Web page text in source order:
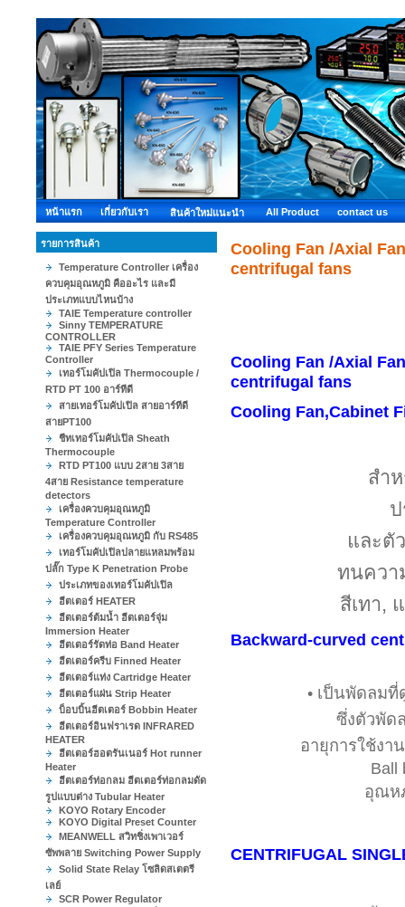
หน้าแรก เกี่ยวกับเรา สินค้าใหม่แนะนำ All Product contact us
รายการสินค้า
Temperature Controller เครื่อง
ควบคุมอุณหภูมิ คืออะไร และมี
ประเภทแบบไหนบ้าง
TAIE Temperature controller
Sinny TEMPERATURE
CONTROLLER
TAIE PFY Series Temperature
Controller
เทอร์โมคัปเปิล Thermocouple /
RTD PT 100 อาร์ทีดี
สายเทอร์โมคัปเปิล สายอาร์ทีดี
สายPT100
ชีทเทอร์โมคัปเปิล Sheath
Thermocouple
RTD PT100 แบบ 2สาย 3สาย
4สาย Resistance temperature
detectors
เครื่องควบคุมอุณหภูมิ
Temperature Controller
เครื่องควบคุมอุณหภูมิ กับ RS485
เทอร์โมคัปเปิลปลายแหลมพร้อม
ปลั๊ก Type K Penetration Probe
ประเภทของเทอร์โมคัปเปิล
ฮีตเตอร์ HEATER
ฮีตเตอร์ต้มน้ำ ฮีตเตอร์จุ่ม
Immersion Heater
ฮีตเตอร์รัดท่อ Band Heater
ฮีตเตอร์ครีบ Finned Heater
ฮีตเตอร์แท่ง Cartridge Heater
ฮีตเตอร์แผ่น Strip Heater
บ็อบบิ้นฮีตเตอร์ Bobbin Heater
ฮีตเตอร์อินฟราเรด INFRARED
HEATER
ฮีตเตอร์ฮอตรันเนอร์ Hot runner
Heater
ฮีตเตอร์ท่อกลม ฮีตเตอร์ท่อกลมดัด
รูปแบบต่าง Tubular Heater
KOYO Rotary Encoder
KOYO Digital Preset Counter
MEANWELL สวิทชิ่งเพาเวอร์
ซัพพลาย Switching Power Supply
Solid State Relay โซลิดสเตตรี
เลย์
SCR Power Regulator
Cooling Fan /Axial
centrifugal fans
Cooling Fan /Axial
centrifugal fans
Cooling Fan,Cabinet
สำ
และตั
ทนควา
สีเทา,
Backward-curved
• เป็นพัดลมที่
ซึ่งตัวพัด
อายุการใช้งา
Ball
อุณห
CENTRIFUGAL